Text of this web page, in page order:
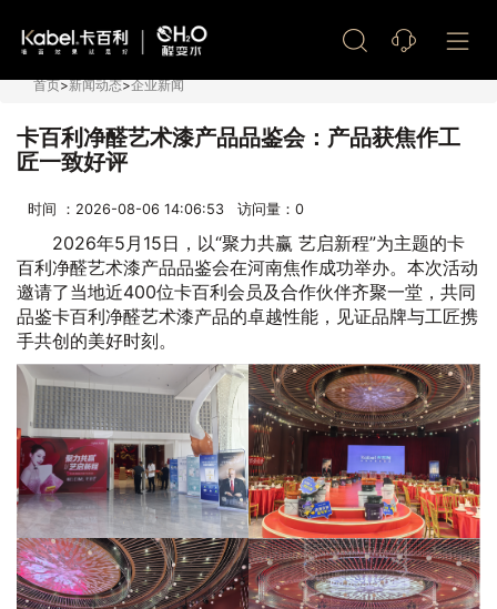
首页>新闻动态>企业新闻
卡百利净醛艺术漆产品品鉴会：产品获焦作工
匠一致好评
时间 ：2026-08-06 14:06:53 访问量： 0
2026年5月15日，以“聚力共赢 艺启新程”为主题的卡
百利净醛艺术漆产品品鉴会在河南焦作成功举办。本次活动
邀请了当地近400位卡百利会员及合作伙伴齐聚一堂，共同
品鉴卡百利净醛艺术漆产品的卓越性能，见证品牌与工匠携
手共创的美好时刻。